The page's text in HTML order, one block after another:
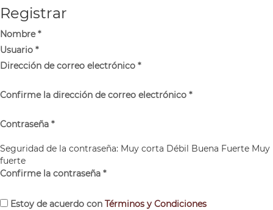
Registrar
Nombre*
Usuario *
Dirección de correo electrónico *
Confirme la dirección de correo electrónico *
Contraseña *
Seguridad de la contraseña: Muy corta Débil Buena Fuerte Muy
fuerte
Confirme la contraseña *
Estoy de acuerdo con Términos y Condiciones